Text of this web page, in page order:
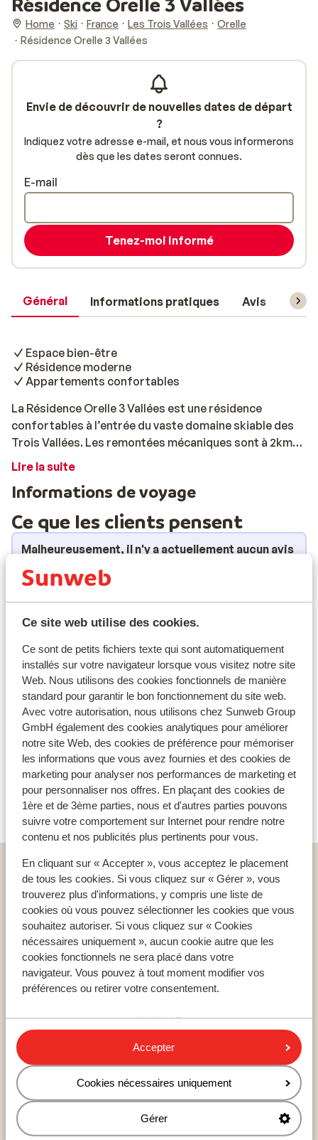
Ce site web utilise des cookies.
Ce sont de petits fichiers texte qui sont automatiquement
installés sur votre navigateur lorsque vous visitez notre site
Web. Nous utilisons des cookies fonctionnels de manière
standard pour garantir le bon fonctionnement du site web.
Avec votre autorisation, nous utilisons chez Sunweb Group
GmbH également des cookies analytiques pour améliorer
notre site Web, des cookies de préférence pour mémoriser
les informations que vous avez fournies et des cookies de
marketing pour analyser nos performances de marketing et
pour personnaliser nos offres. En plaçant des cookies de
1ère et de 3ème parties, nous et d'autres parties pouvons
suivre votre comportement sur Internet pour rendre notre
contenu et nos publicités plus pertinents pour vous.
En cliquant sur « Accepter », vous acceptez le placement
de tous les cookies. Si vous cliquez sur « Gérer », vous
trouverez plus d'informations, y compris une liste de
cookies où vous pouvez sélectionner les cookies que vous
souhaitez autoriser. Si vous cliquez sur « Cookies
nécessaires uniquement », aucun cookie autre que les
cookies fonctionnels ne sera placé dans votre
navigateur. Vous pouvez à tout moment modifier vos
préférences ou retirer votre consentement.
Accepter
Cookies nécessaires uniquement
Gérer
Home Ski France Les Trois Vallées
Orelle
Résidence Orelle 3 Vallées
Général Informations pratiques Avis
Espace bien-être
Résidence moderne
Appartements confortables
La Résidence Orelle 3 Vallées est une résidence
confortables à l’entrée du vaste domaine skiable des
Trois Vallées. Les remontées mécaniques sont à 2km
mais une navette gratuite vous y emmène chaque jour.
Vous pourrez profiter de la piscine chauffée, du sauna
Lire la suite
Informations de voyage
Ce que les clients pensent
Malheureusement, il n'y a actuellement aucun avis
Forfait, cours et matériel de ski
Forfait remontées mécaniques
Matériel de ski
Envie de découvrir de nouvelles dates de départ
?
Indiquez votre adresse e-mail, et nous vous informerons
dès que les dates seront connues.
E-mail
Tenez-moi informé
Autres hébergements - Les Trois
Vallées
Résidence Lagrange Vacances Cybèle
Chalet Esprit des Trois Vallees
Home Ski France Les Trois Vallées
Orelle
Résidence Orelle 3 Vallées
Pays populaires ski
France : Alpes du Nord
Andorre
Destinations ski
Les Trois Vallées